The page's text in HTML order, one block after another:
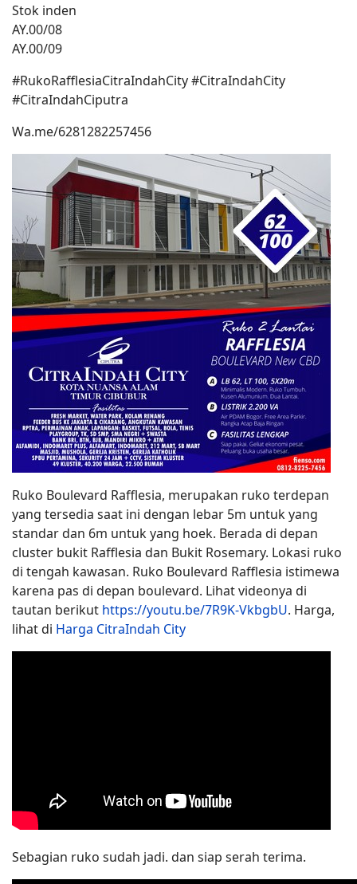
Stok inden
AY.00/08
AY.00/09
#RukoRafflesiaCitraIndahCity #CitraIndahCity
#CitraIndahCiputra
Wa.me/6281282257456
Ruko Boulevard Rafflesia, merupakan ruko terdepan
yang tersedia saat ini dengan lebar 5m untuk yang
standar dan 6m untuk yang hoek. Berada di depan
cluster bukit Rafflesia dan Bukit Rosemary. Lokasi ruko
di tengah kawasan. Ruko Boulevard Rafflesia istimewa
karena pas di depan boulevard. Lihat videonya di
tautan berikut https://youtu.be/7R9K-VkbgbU. Harga,
lihat di Harga CitraIndah City
Sebagian ruko sudah jadi. dan siap serah terima.